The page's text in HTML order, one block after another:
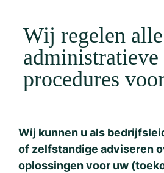
Wij regelen alle
administratieve
procedures
Wij kunnen u als
of zelfstandige adviseren
oplossingen voor uw